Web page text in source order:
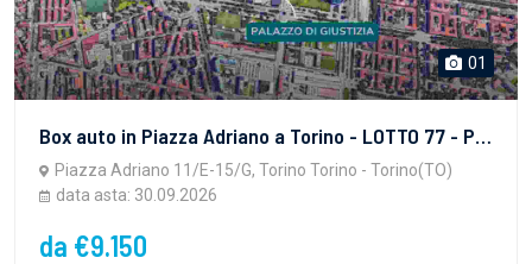
01
Box auto in Piazza Adriano a Torino - LOTTO 77 - PROPRIETA' SUPERFICIARIA - vendita telematica sulla piattaforma www.gobidreal.it n.32628.77
Piazza Adriano 11/E-15/G, Torino Torino - Torino(TO)
data asta: 30.09.2026
da €9.150